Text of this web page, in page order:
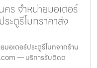
คร จำหน่ายมอเตอร์
ะตูรีโมทราคาส่ง
มอเตอร์ประตูรีโมทจากร้าน
.com — บริการรับติดต